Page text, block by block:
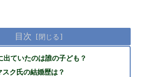
目次
出ていたのは誰の子ども？
スク氏の結婚歴は？